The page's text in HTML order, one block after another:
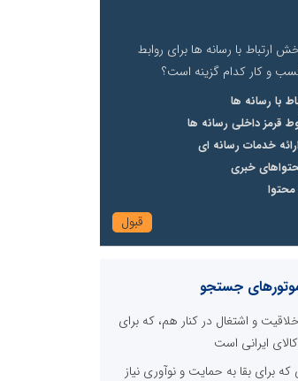
با رسانه ها برای روابط
و کار کدام گزینه است؟
با رسانه ها
داخلی رسانه ها
خدمات رسانه ای
خبری
موتورهای جستجو
و اشتغال در کنار هم، که برای
کالای ایرانی است
که برای بقا به حمایت و نوآوری نیاز